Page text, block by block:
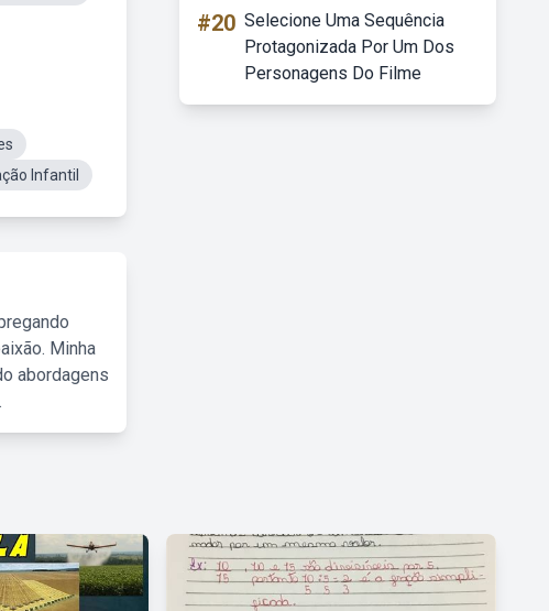
Infantil
Minha
abordagens
#20 Selecione Uma Sequência
Protagonizada Por Um Dos
Personagens Do Filme